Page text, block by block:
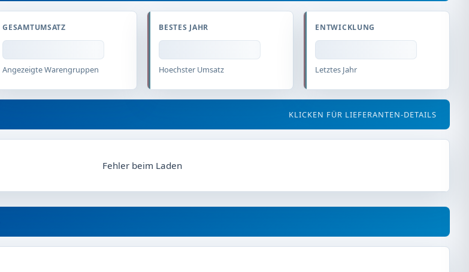
GESAMTUMSATZ
Angezeigte Warengruppen
BESTES JAHR
Hoechster Umsatz
ENTWICKLUNG
Letztes Jahr
KLICKEN FÜR LIEFERANTEN-DETAILS
Fehler beim Laden